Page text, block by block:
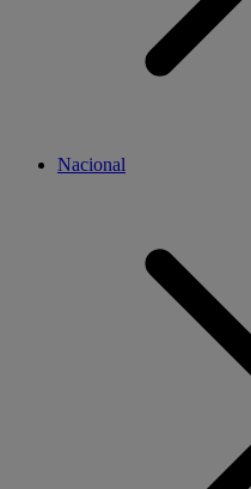
Nacional